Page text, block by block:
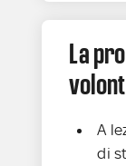
La
A
di